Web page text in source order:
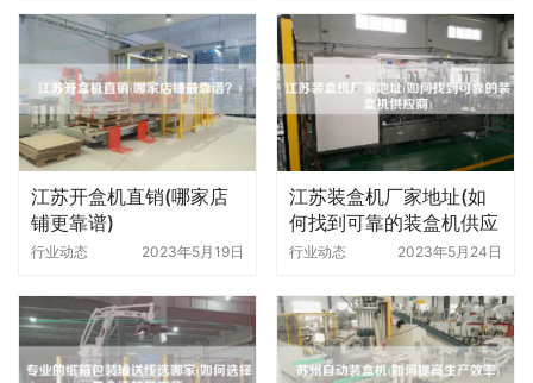
江苏开盒机直销(哪家店
铺更靠谱)
行业动态 2023年5月19日
江苏装盒机厂家地址(如
何找到可靠的装盒机供应
商)
行业动态 2023年5月24日